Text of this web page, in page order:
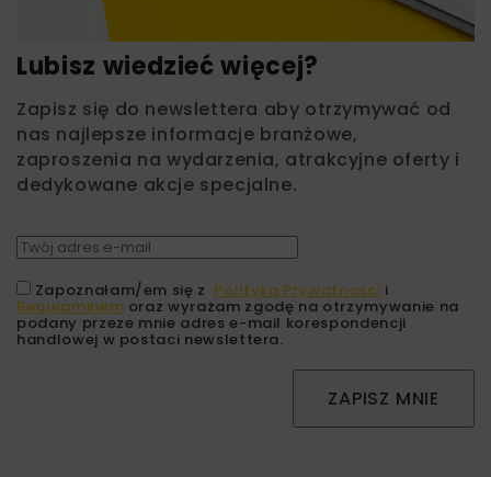
Lubisz wiedzieć więcej?
Zapisz się do newslettera aby otrzymywać od
nas najlepsze informacje branżowe,
zaproszenia na wydarzenia, atrakcyjne oferty i
dedykowane akcje specjalne.
Zapoznałam/em się z Polityką Prywatności i
Regulaminem oraz wyrażam zgodę na otrzymywanie na
podany przeze mnie adres e-mail korespondencji
handlowej w postaci newslettera.
ZAPISZ MNIE